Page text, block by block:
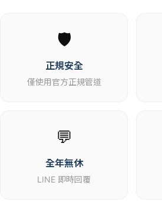
🛡️
正規安全
僅使用官方正規管道
💬
全年無休
LINE 即時回覆